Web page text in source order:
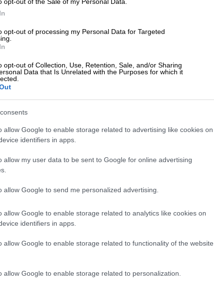
opt-out of processing my Personal Data for Targeted
opt-out of Collection, Use, Retention, Sale, and/or Sharing
Data that Is Unrelated with the Purposes for which it
allow Google to enable storage related to advertising like cookies on
identifiers in apps.
allow my user data to be sent to Google for online advertising
allow Google to send me personalized advertising.
allow Google to enable storage related to analytics like cookies on
identifiers in apps.
allow Google to enable storage related to functionality of the website
allow Google to enable storage related to personalization.
Έχει πολλαπλώς τονιστεί, πως ναι
γεγονός, αλλά επίσης έχει διατυπωθεί
για κάθε ενδεχόμενο
όταν τα φαινόμενα προκύπτουν.
στο αίτιο και το αιτιατό και άλλο εσύ να
για εμάς, υπάρχουν και οι
καταγράφουν τις περιβαλλοντικές
στις χώρες μέλη, δίνουν αναφορά για τα
πρόστιμα, όταν δεν τηρούνται οι
οικοσυστημάτων
που έχουμε συνυπογράψει με όλα τα
τη διαχείριση των υδάτων και
όπως έχουν ενσωματωθεί στην εθνική
οι πέντε διακριτές κλάσεις
Μέτρια, Ελλιπής, Κακή
). Υπενθυμίζεται ότι
επιβάλλουν την εφαρμογή δέσμης
των παράκτιων υδάτων θέτοντας ως
ποιότητας σε όλα τα παράκτια ύδατα
τα πρόστιμα δεν είναι βελούδινα.
στιςΜεσογειακές χώρες